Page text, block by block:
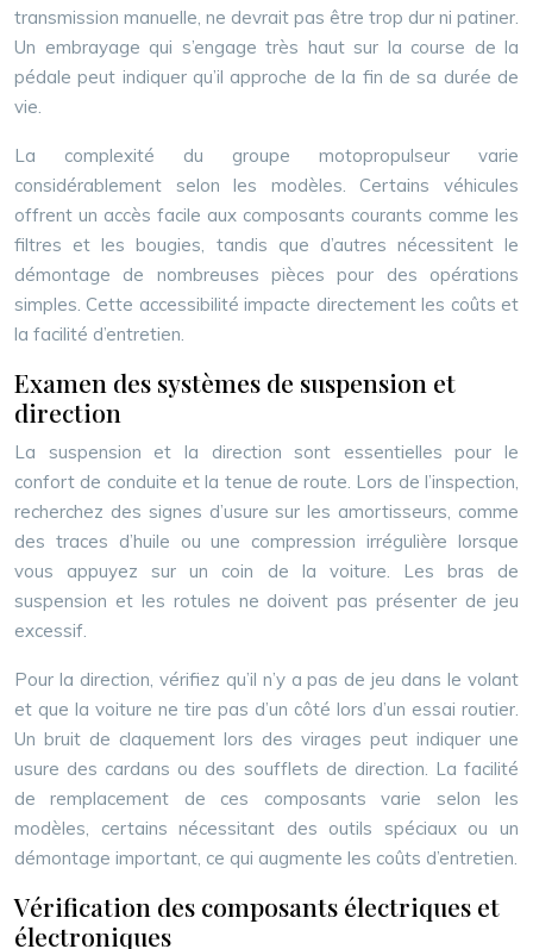
transmission manuelle, ne devrait pas être trop dur ni patiner.
Un embrayage qui s’engage très haut sur la course de la
pédale peut indiquer qu’il approche de la fin de sa durée de
vie.
La complexité du groupe motopropulseur varie
considérablement selon les modèles. Certains véhicules
offrent un accès facile aux composants courants comme les
filtres et les bougies, tandis que d’autres nécessitent le
démontage de nombreuses pièces pour des opérations
simples. Cette accessibilité impacte directement les coûts et
la facilité d’entretien.
Examen des systèmes de suspension et
direction
La suspension et la direction sont essentielles pour le
confort de conduite et la tenue de route. Lors de l’inspection,
recherchez des signes d’usure sur les amortisseurs, comme
des traces d’huile ou une compression irrégulière lorsque
vous appuyez sur un coin de la voiture. Les bras de
suspension et les rotules ne doivent pas présenter de jeu
excessif.
Pour la direction, vérifiez qu’il n’y a pas de jeu dans le volant
et que la voiture ne tire pas d’un côté lors d’un essai routier.
Un bruit de claquement lors des virages peut indiquer une
usure des cardans ou des soufflets de direction. La facilité
de remplacement de ces composants varie selon les
modèles, certains nécessitant des outils spéciaux ou un
démontage important, ce qui augmente les coûts d’entretien.
Vérification des composants électriques et
électroniques